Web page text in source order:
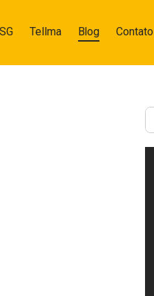
Tellma Blog Contato